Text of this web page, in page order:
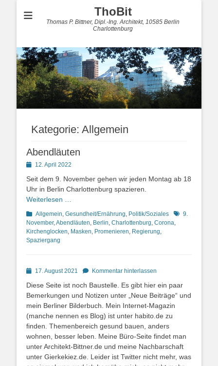
ThoBit
Thomas P. Bittner, Dipl.-Ing. Architekt, 10585 Berlin
Charlottenburg
Kategorie: Allgemein
Abendläuten
Posted12. April 2022
Seit dem 9. November gehen wir jeden Montag ab 18
Uhr in Berlin Charlottenburg spazieren.
Weiterlesen …
Kategorien
Allgemein, Gesundheit/Ernährung, Politik/Soziales Schlagworte
9.
November,Abendläuten, Berlin, Charlottenburg, Corona,
Kirchenglocken, Masken, Promenieren, Regierung,
Spaziergang
Posted17. August 2021 Kommentar hinterlassen
Diese Seite ist noch Baustelle. Es gibt hier ein paar
Bemerkungen und Notizen unter „Neue Beiträge“ und
mein Berliner Bilderbuch. Mein Internet-Magazin
(manche nennen es Blog) ist unter habito.de zu
finden. Themenbereich gesund bauen, anders
wohnen, besser leben. Meine Büro-Seite findet man
unter Architekt-Bittner.de und meine Nachbarschaft
unter Gierkekiez.de. Leider ist Twitter nicht mehr, was